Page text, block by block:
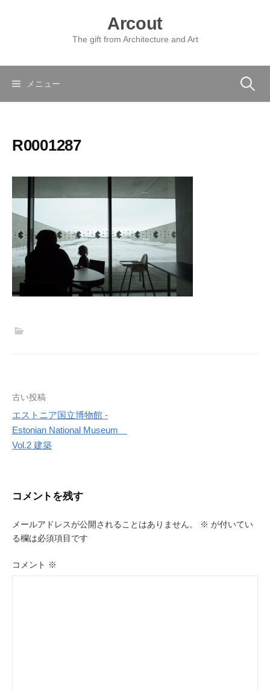
ツ
Arcout
The gift from Architecture and Art
メニュー 検
R0001287
投
稿
ナ
シ
ン
古い投稿
エストニア国立博物館 -
Estonian National Museum
Vol.2 建築
コメントを残す
メールアドレスが公開されることはありません。 ※ が付いてい
る欄は必須項目です
コメント ※